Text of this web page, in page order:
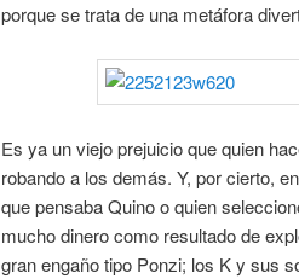
porque se trata de una metáfora
Es ya un viejo prejuicio que quien
robando a los demás. Y, por cierto,
que pensaba Quino o quien
mucho dinero como resultado de
gran engaño tipo Ponzi; los K y sus